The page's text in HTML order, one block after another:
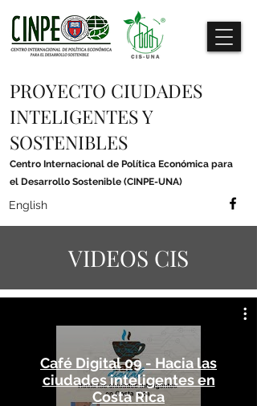
PROYECTO CIUDADES
INTELIGENTES Y
SOSTENIBLES
Centro Internacional de Política Económica para
el Desarrollo Sostenible (CINPE-UNA)
English
VIDEOS CIS
Café Digital 09 - Hacia las
ciudades inteligentes en
Costa Rica